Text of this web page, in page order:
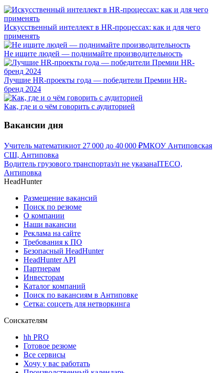
Искусственный интеллект в HR-процессах: как и для чего
применять
Не ищите людей — поднимайте производительность
Лучшие HR-проекты года — победители Премии HR-
бренд 2024
Как, где и о чём говорить с аудиторией
Вакансии дня
Учитель математикиот 27 000 до 40 000 ₽МКОУ Антиповская
СШ, Антиповка
Водитель грузового транспортаз/п не указанаITECO,
Антиповка
HeadHunter
Размещение вакансий
Поиск по резюме
О компании
Наши вакансии
Реклама на сайте
Требования к ПО
Безопасный HeadHunter
HeadHunter API
Партнерам
Инвесторам
Каталог компаний
Поиск по вакансиям в Антиповке
Сетка: соцсеть для нетворкинга
Соискателям
hh PRO
Готовое резюме
Все сервисы
Хочу у вас работать